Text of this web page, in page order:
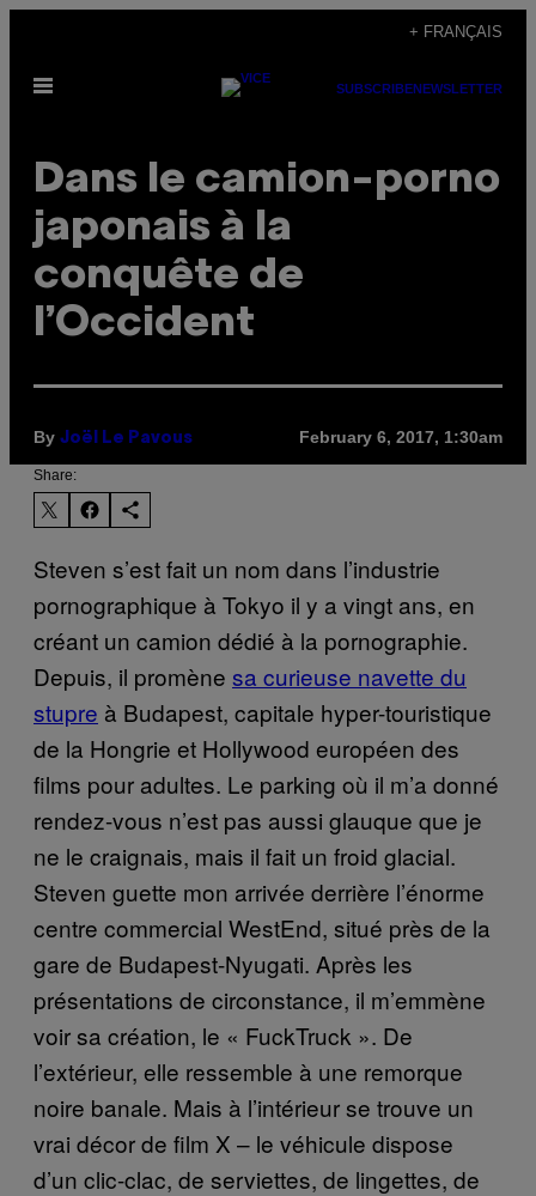
content
+ FRANÇAIS
Open
SUBSCRIBENEWSLETTER
Dans le camion-porno
japonais à la
conquête de
l’Occident
By Joël Le Pavous February 6, 2017, 1:30am
Share:
Steven s’est fait un nom dans l’industrie
pornographique à Tokyo il y a vingt ans, en
créant un camion dédié à la pornographie.
Depuis, il promène sa curieuse navette du
stupre à Budapest, capitale hyper-touristique
de la Hongrie et Hollywood européen des
films pour adultes. Le parking où il m’a donné
rendez-vous n’est pas aussi glauque que je
ne le craignais, mais il fait un froid glacial.
Steven guette mon arrivée derrière l’énorme
centre commercial WestEnd, situé près de la
gare de Budapest-Nyugati. Après les
présentations de circonstance, il m’emmène
voir sa création, le « FuckTruck ». De
l’extérieur, elle ressemble à une remorque
noire banale. Mais à l’intérieur se trouve un
vrai décor de film X – le véhicule dispose
d’un clic-clac, de serviettes, de lingettes, de